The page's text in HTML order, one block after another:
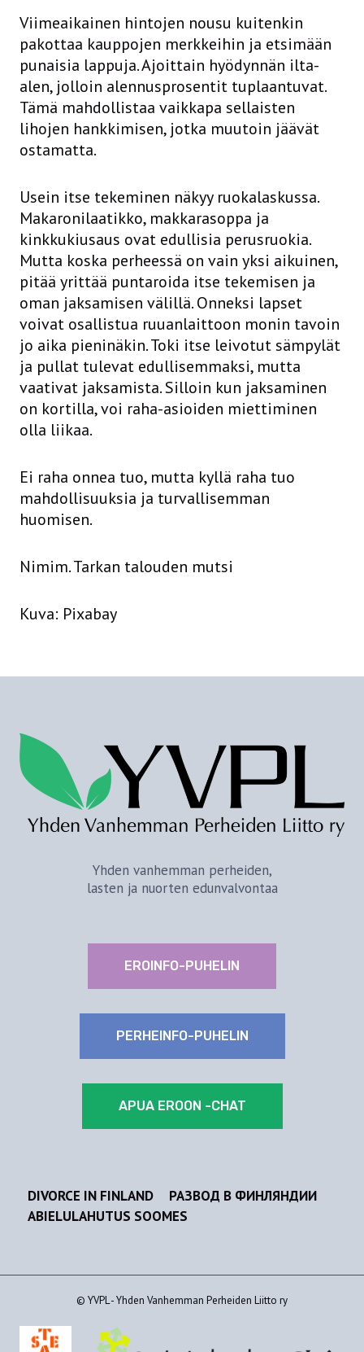
Viimeaikainen hintojen nousu kuitenkin
pakottaa kauppojen merkkeihin ja etsimään
punaisia lappuja. Ajoittain hyödynnän ilta-
alen, jolloin alennusprosentit tuplaantuvat.
Tämä mahdollistaa vaikkapa sellaisten
lihojen hankkimisen, jotka muutoin jäävät
ostamatta.
Usein itse tekeminen näkyy ruokalaskussa.
Makaronilaatikko, makkarasoppa ja
kinkkukiusaus ovat edullisia perusruokia.
Mutta koska perheessä on vain yksi aikuinen,
pitää yrittää puntaroida itse tekemisen ja
oman jaksamisen välillä. Onneksi lapset
voivat osallistua ruuanlaittoon monin tavoin
jo aika pieninäkin. Toki itse leivotut sämpylät
ja pullat tulevat edullisemmaksi, mutta
vaativat jaksamista. Silloin kun jaksaminen
on kortilla, voi raha-asioiden miettiminen
olla liikaa.
Ei raha onnea tuo, mutta kyllä raha tuo
mahdollisuuksia ja turvallisemman
huomisen.
Nimim. Tarkan talouden mutsi
Kuva: Pixabay
Yhden vanhemman perheiden,
lasten ja nuorten edunvalvontaa
EROINFO-PUHELIN
PERHEINFO-PUHELIN
APUA EROON -CHAT
DIVORCE IN FINLAND
РАЗВОД В ФИНЛЯНДИИ
ABIELULAHUTUS SOOMES
© YVPL - Yhden Vanhemman Perheiden Liitto ry